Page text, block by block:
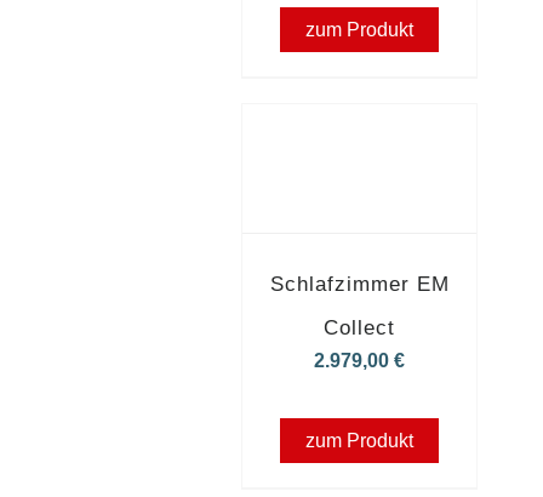
zum Produkt
Schlafzimmer EM
Collect
2.979,00€
zum Produkt